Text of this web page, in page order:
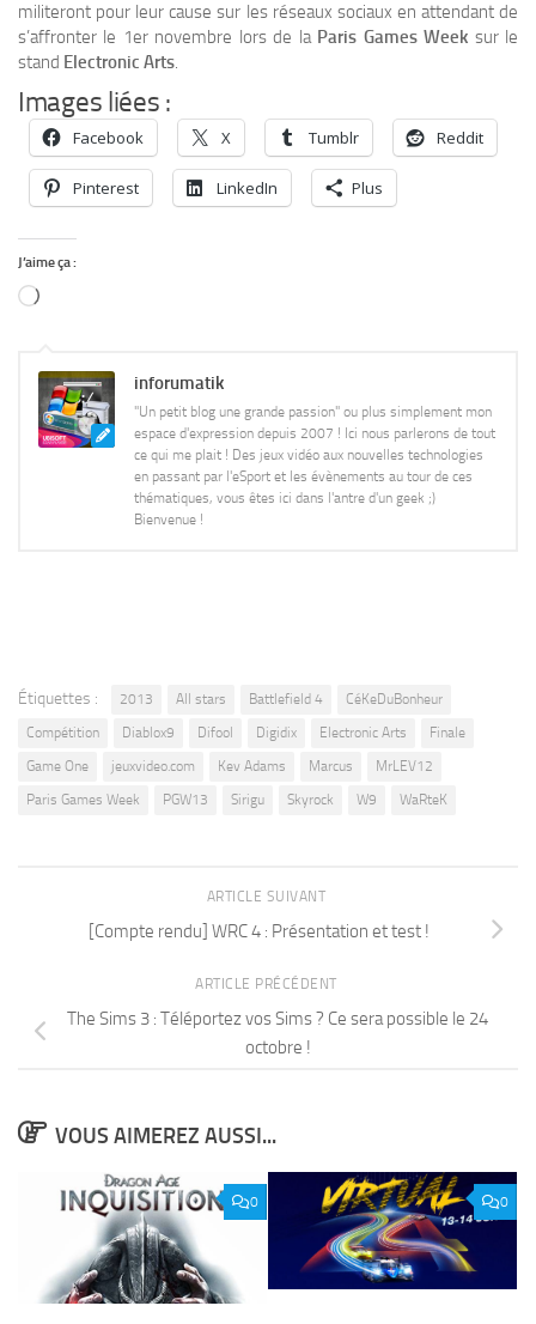
militeront pour leur cause sur les réseaux sociaux en attendant de
s’affronter le 1er novembre lors de la Paris Games Week sur le
stand Electronic Arts.
Images liées :
Facebook X Tumblr Reddit
Pinterest LinkedIn Plus
J’aime ça :
Chargement…
inforumatik
"Un petit blog une grande passion" ou plus simplement mon
espace d'expression depuis 2007 ! Ici nous parlerons de tout
ce qui me plait ! Des jeux vidéo aux nouvelles technologies
en passant par l'eSport et les évènements au tour de ces
thématiques, vous êtes ici dans l'antre d'un geek ;)
Bienvenue !
Étiquettes : 2013 All stars Battlefield 4
CéKeDuBonheur
Compétition
Diablox9 Difool Digidix Electronic Arts
Finale
Game One
jeuxvideo.com Kev Adams Marcus
MrLEV12
Paris Games Week
PGW13 Sirigu Skyrock W9 WaRteK
ARTICLE SUIVANT
[Compte rendu] WRC 4 : Présentation et test !
ARTICLE PRÉCÉDENT
The Sims 3 : Téléportez vos Sims ? Ce sera possible le 24
octobre !
VOUS AIMEREZ AUSSI...
0 0